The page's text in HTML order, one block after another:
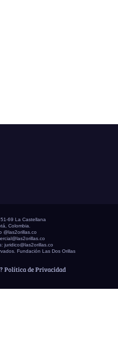
69 La Castellana
Colombia.
@las2orillas.co
juridico@las2orillas.co
Fundación Las Dos Orillas
Política de Privacidad